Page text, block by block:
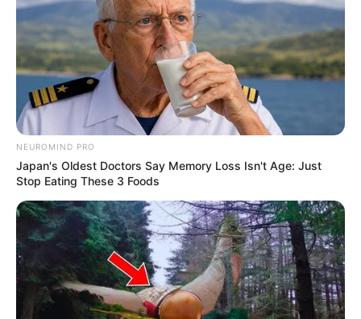
NEUROMIND PRO
Japan's Oldest Doctors Say Memory Loss Isn't Age: Just
Stop Eating These 3 Foods